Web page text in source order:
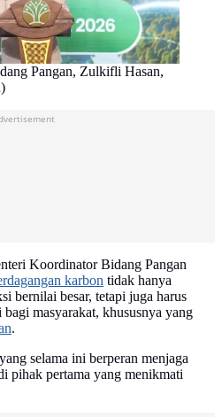
Pangan, Zulkifli Hasan,
Koordinator Bidang Pangan
karbon tidak hanya
bernilai besar, tetapi juga harus
masyarakat, khususnya yang
.
selama ini berperan menjaga
pihak pertama yang menikmati